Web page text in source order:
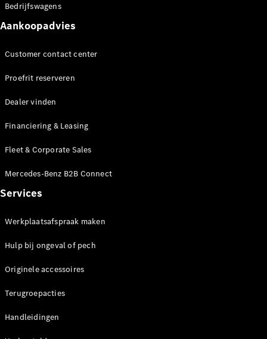
Seizoensspecials
Technologie
en
Autonoom
Rijassistentiesystemen
MBUX
Over-the-
Design en
cars
mobiliteit
Duurzaamheid
Bedrijfswagens
Aankoopadvies
Customer contact center
Proefrit reserveren
Dealer vinden
Financiering & Leasing
Fleet & Corporate Sales
Mercedes-Benz B2B Connect
Services
Werkplaatsafspraak maken
Hulp bij ongeval of pech
Originele accessoires
Terugroepacties
Handleidingen